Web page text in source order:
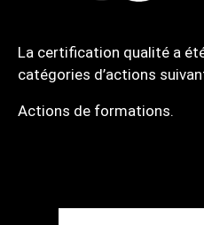
La certification qualité a
catégories d’actions
Actions de formations.